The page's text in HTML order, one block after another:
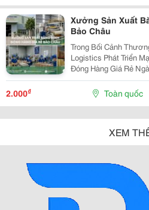
Xưởng Sản Xuất
Bảo Châu
Trong Bối Cảnh
Logistics Phát Triển
Đóng Hàng Giá Rẻ
Bán Hàng Online,
Vận Chuyển, Tất Cả
2.000₫ Toàn quốc
XEM